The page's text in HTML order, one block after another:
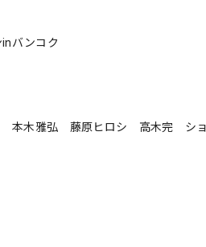
バンコク
本木雅弘 藤原ヒロシ 高木完 ショ